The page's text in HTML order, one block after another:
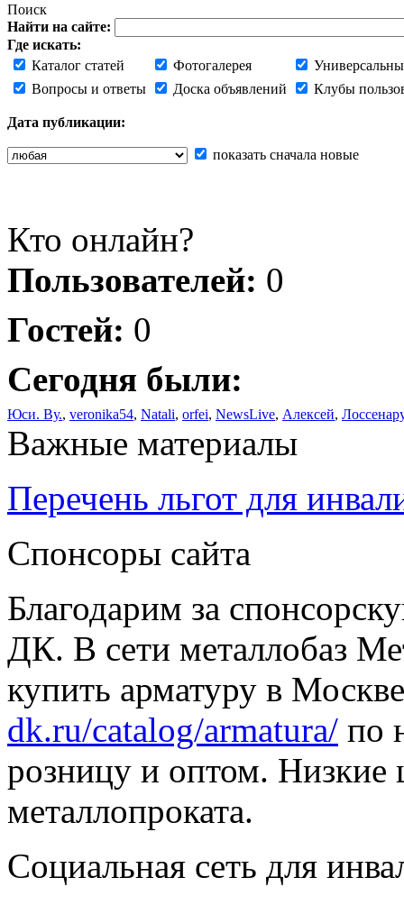
Поиск
Найти на сайте:
Где искать:
Каталог статей
Фотогалерея
Вопросы и ответы
Доска объявлений Клубы
Дата публикации:
показать сначала новые
Кто онлайн?
Пользователей: 0
Гостей: 0
Сегодня были:
Юси. Ву., veronika54, Natali, orfei, NewsLive, Алексей,
Важные материалы
Перечень льгот для
Спонсоры сайта
Благодарим за
ДК. В сети металлобаз
купить арматуру в
dk.ru/catalog/armatura/ по
розницу и оптом. Низкие
металлопроката.
Социальная сеть для